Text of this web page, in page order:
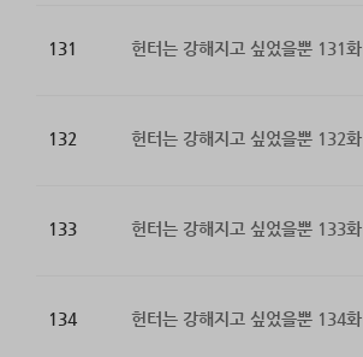
131 헌터는 강해지고 싶었을뿐 131화
132 헌터는 강해지고 싶었을뿐 132화
133 헌터는 강해지고 싶었을뿐 133화
134 헌터는 강해지고 싶었을뿐 134화